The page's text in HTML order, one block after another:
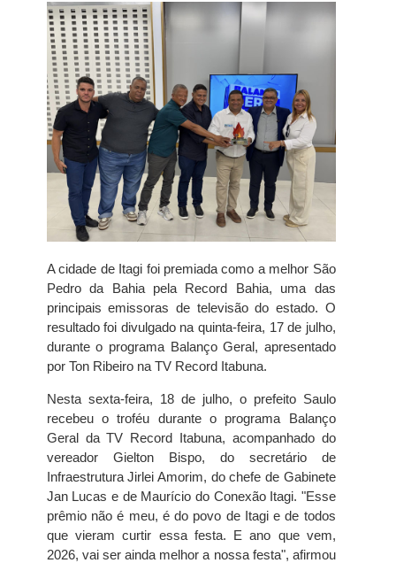
A cidade de Itagi foi premiada como a melhor São
Pedro da Bahia pela Record Bahia, uma das
principais emissoras de televisão do estado. O
resultado foi divulgado na quinta-feira, 17 de julho,
durante o programa Balanço Geral, apresentado
por Ton Ribeiro na TV Record Itabuna.
Nesta sexta-feira, 18 de julho, o prefeito Saulo
recebeu o troféu durante o programa Balanço
Geral da TV Record Itabuna, acompanhado do
vereador Gielton Bispo, do secretário de
Infraestrutura Jirlei Amorim, do chefe de Gabinete
Jan Lucas e de Maurício do Conexão Itagi. "Esse
prêmio não é meu, é do povo de Itagi e de todos
que vieram curtir essa festa. E ano que vem,
2026, vai ser ainda melhor a nossa festa", afirmou